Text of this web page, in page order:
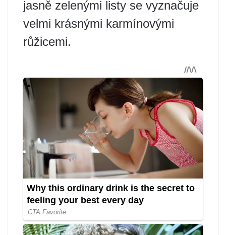
jasně zelenými listy se vyznačuje
velmi krásnými karmínovými
růžicemi.